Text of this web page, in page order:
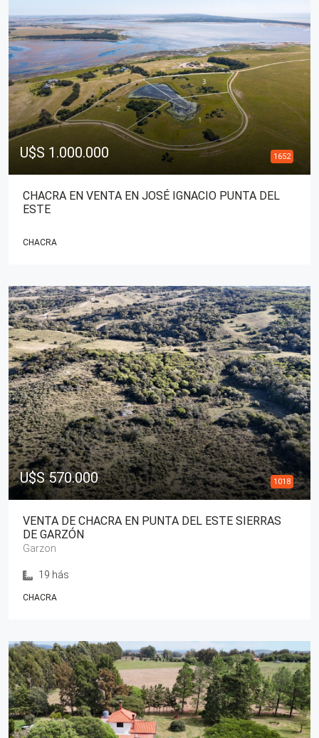
U$S 1.000.000 1652
CHACRA EN VENTA EN JOSÉ IGNACIO PUNTA DEL
ESTE
CHACRA
U$S 570.000 1018
VENTA DE CHACRA EN PUNTA DEL ESTE SIERRAS
DE GARZÓN
Garzon
19 hás
CHACRA